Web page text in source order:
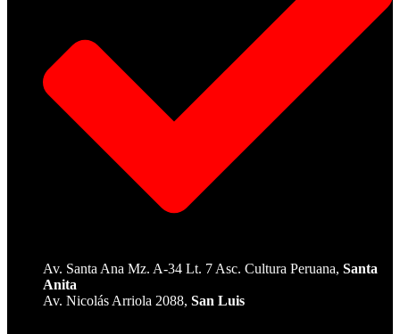
Av. Santa Ana Mz. A-34 Lt. 7 Asc. Cultura Peruana, Santa
Anita
Av. Nicolás Arriola 2088, San Luis